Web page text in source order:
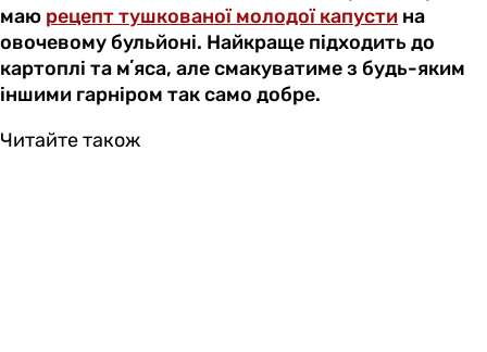
маю рецепт тушкованої молодої капусти на
овочевому бульйоні. Найкраще підходить до
картоплі та мʼяса, але смакуватиме з будь-яким
іншими гарніром так само добре.
Читайте також